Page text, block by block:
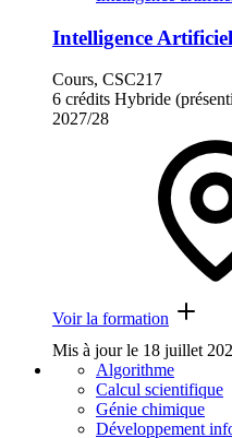
Intelligence
Cours, CSC217
6 crédits Hybride
2027/28
Voir la formation
Mis à jour le 18 juillet
Algorithme
Calcul scientifique
Génie chimique
Développement